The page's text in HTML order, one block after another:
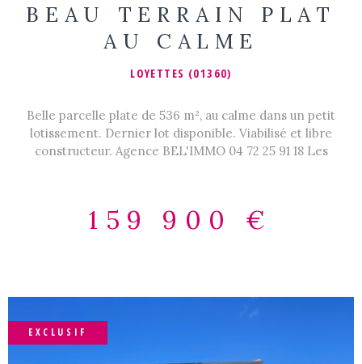
BEAU TERRAIN PLAT
AU CALME
LOYETTES (01360)
Belle parcelle plate de 536 m², au calme dans un petit
lotissement. Dernier lot disponible. Viabilisé et libre
constructeur. Agence BEL'IMMO 04 72 25 91 18 Les
159 900 €
EXCLUSIF